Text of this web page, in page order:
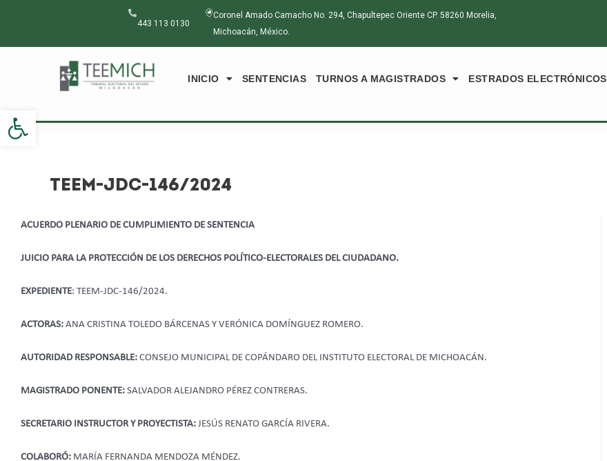
Abrir barra de herramientas
443 113 0130
Coronel Amado Camacho No. 294, Chapultepec Oriente CP. 58260 Morelia,
Michoacán, México.
INICIO SENTENCIAS TURNOS A MAGISTRADOS ESTRADOS ELECTRÓNICOS
TEEM-JDC-146/2024
ACUERDO PLENARIO DE CUMPLIMIENTO DE SENTENCIA
JUICIO PARA LA PROTECCIÓN DE LOS DERECHOS POLÍTICO-ELECTORALES DEL CIUDADANO.
EXPEDIENTE: TEEM-JDC-146/2024.
ACTORAS: ANA CRISTINA TOLEDO BÁRCENAS Y VERÓNICA DOMÍNGUEZ ROMERO.
AUTORIDAD RESPONSABLE: CONSEJO MUNICIPAL DE COPÁNDARO DEL INSTITUTO ELECTORAL DE MICHOACÁN.
MAGISTRADO PONENTE: SALVADOR ALEJANDRO PÉREZ CONTRERAS.
SECRETARIO INSTRUCTOR Y PROYECTISTA: JESÚS RENATO GARCÍA RIVERA.
COLABORÓ: MARÍA FERNANDA MENDOZA MÉNDEZ.